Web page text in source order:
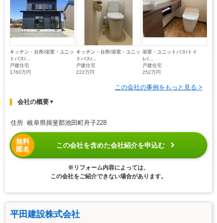
キッチン・台所/浴室・ユニッ
トバス/...
戸建住宅
1760万円
キッチン・台所/浴室・ユニッ
トバス/...
戸建住宅
222万円
浴室・ユニットバス/トイ
レ/...
戸建住宅
252万円
この会社の事例をもっと見る >
会社の概要▼
住所 岐阜県揖斐郡池田町舟子228
無料
匿名
この会社を含めた会社紹介を申込む
※リフォーム内容によっては、
この会社をご紹介できない場合があります。
平田建設株式会社